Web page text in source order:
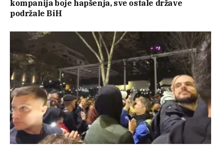
kompanija boje hapšenja, sve ostale države
podržale BiH